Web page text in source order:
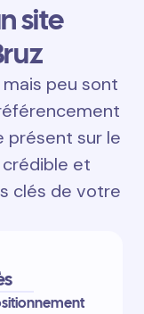
site
peu sont
présent sur le
crédible et
clés de votre